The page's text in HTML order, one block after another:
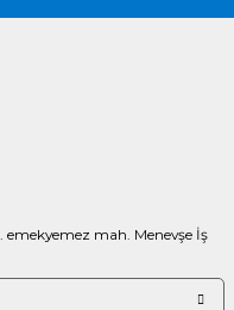
emekyemez mah. Menevşe İş